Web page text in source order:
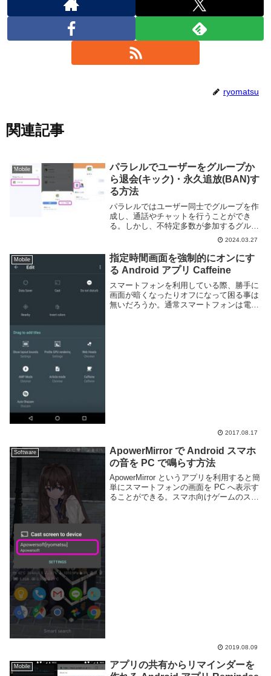
ryomatsu
関連記事
Mobile
パラレルでユーザーをグループか
ら退会(キック)・永久追放(BAN)す
る方法
パラレルではユーザー同士でグループを作
成し、通話やチャットを行うことができ
る。しかし、不特定多数が参加するグルー
プを運営していると偶に変な人が参加して
しまう事がある。迷惑なユーザーはグルー
プから排除する必要がある。パラレルでは
グループからユ...
2024.03.27
Mobile
指定時間画面を強制的にオンにす
る Android アプリ Caffeine
スマートフォンを利用している際、勝手に
画面が暗くなったりオフになって困る事は
無いだろうか。通常スマートフォンは電池
2017.08.17
Software
ApowerMirror で Android スマホ
の音を PC で鳴らす方法
ApowerMirror というアプリを利用すると簡
単にスマートフォンの画面を PC へ表示す
ることができる。スマホ向けゲームのスト
2019.08.09
Mobile
アプリの共有からリマインダーを